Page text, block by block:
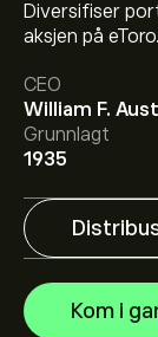
Diversifiser
aksjen på eToro.
CEO
William F.
Grunnlagt
1935
Kom i
Den
Det
Inc er 222.44‎$‎.
forventninger
Analytikere gir
basert på
forventet
fremtidige